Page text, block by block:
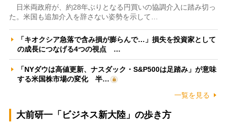
日米両政府が、約28年ぶりとなる円買いの協調介入に踏み切っ
た。米国も追加介入を辞さない姿勢を示して…
「キオクシア急落で含み損が膨らんで…」損失を投資家として
の成長につなげる4つの視点 …
「NYダウは高値更新、ナスダック・S&P500は足踏み」が意味
する米国株市場の変化 半…
一覧を見る
大前研一「ビジネス新大陸」の歩き方